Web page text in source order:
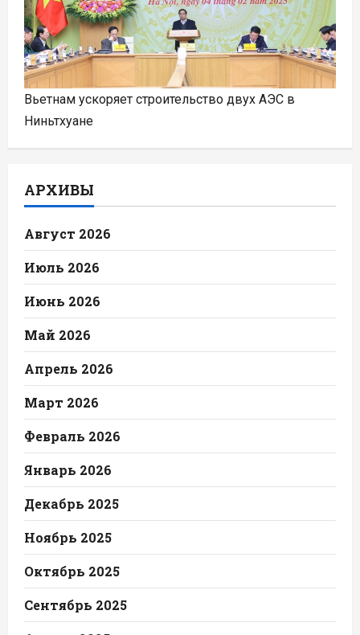
Вьетнам ускоряет строительство двух АЭС в
Ниньтхуане
АРХИВЫ
Август 2026
Июль 2026
Июнь 2026
Май 2026
Апрель 2026
Март 2026
Февраль 2026
Январь 2026
Декабрь 2025
Ноябрь 2025
Октябрь 2025
Сентябрь 2025